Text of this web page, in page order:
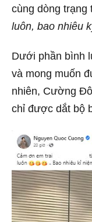
cùng dòng trạng
luôn, bao nhiêu
Dưới phần bình
và mong muốn
nhiên, Cường
chỉ được dắt bộ